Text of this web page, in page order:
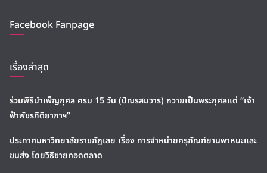
Facebook Fanpage
เรื่องล่าสุด
ร่วมพิธีบำเพ็ญกุศล ครบ 15 วัน (ปัณรสมวาร) ถวายเป็นพระกุศลแด่ “เจ้า
ฟ้าพัชรกิติยาภาฯ”
ประกาศมหาวิทยาลัยราชภัฏเลย เรื่อง การจำหน่ายครุภัณฑ์ยานพาหนะและ
ขนส่ง โดยวิธีขายทอดตลาด